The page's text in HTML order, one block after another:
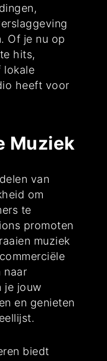
Of je nu op
hits,
lokale
heeft voor
Muziek
van
om
te
promoten
muziek
naar
je jouw
en genieten
biedt